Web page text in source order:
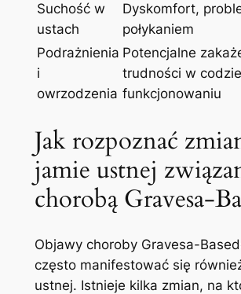
Suchość w
ustach
Dyskomfort,
połykaniem
Podrażnienia
i
owrzodzenia
Potencjalne
trudności w
funkcjonowaniu
Jak ⁤rozpoznać
jamie ‌ustnej
chorobą‌ Gravesa-
Objawy choroby Gravesa-
często ‌manifestować się
ustnej. Istnieje ​kilka ​zmian,⁤ na